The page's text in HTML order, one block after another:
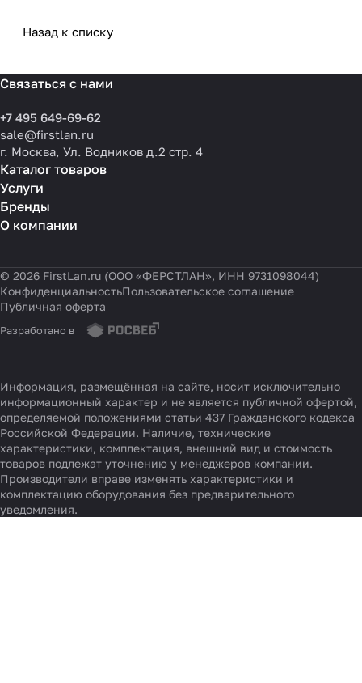
Назад к списку
Связаться с нами
+7 495 649-69-62
sale@firstlan.ru
г. Москва, Ул. Водников д.2 стр. 4
Каталог товаров
Услуги
Бренды
О компании
© 2026 FirstLan.ru (ООО «ФЕРСТЛАН», ИНН 9731098044)
КонфиденциальностьПользовательское соглашение
Публичная оферта
Разработано в
Информация, размещённая на сайте, носит исключительно
информационный характер и не является публичной офертой,
определяемой положениями статьи 437 Гражданского кодекса
Российской Федерации. Наличие, технические
характеристики, комплектация, внешний вид и стоимость
товаров подлежат уточнению у менеджеров компании.
Производители вправе изменять характеристики и
комплектацию оборудования без предварительного
уведомления.